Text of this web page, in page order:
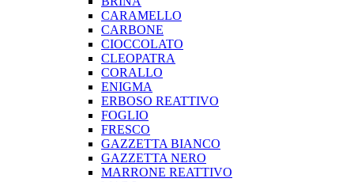
CARAMELLO
CARBONE
CIOCCOLATO
CLEOPATRA
CORALLO
ENIGMA
ERBOSO REATTIVO
FOGLIO
FRESCO
GAZZETTA BIANCO
GAZZETTA NERO
MARRONE REATTIVO